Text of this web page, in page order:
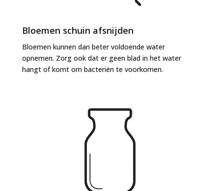
Bloemen schuin afsnijden
Bloemen kunnen dan beter voldoende water
opnemen. Zorg ook dat er geen blad in het water
hangt of komt om bacteriën te voorkomen.